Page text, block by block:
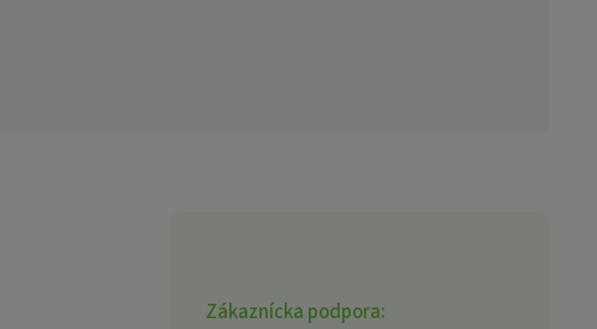
Zákaznícka podpora: